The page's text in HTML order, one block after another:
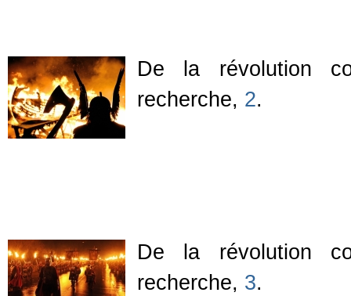
De la révolution
recherche, 2.
De la révolution
recherche, 3.